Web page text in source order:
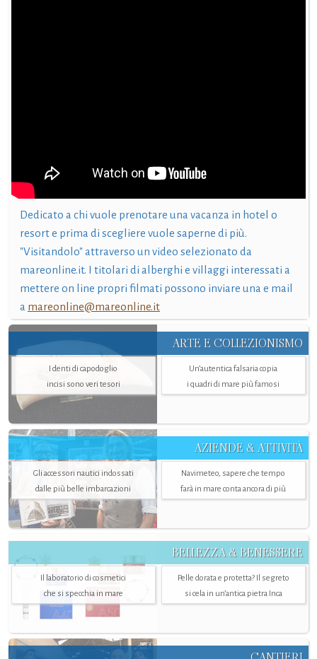
Dedicato a chi vuole prenotare una vacanza in hotel o
resort e prima di scegliere vuole saperne di più.
"Visitandolo" attraverso un video selezionato da
mareonline.it. I titolari di alberghi e villaggi interessati a
mettere on line propri filmati possono inviare una e mail
a mareonline@mareonline.it
ARTE E COLLEZIONISMO
I denti di capodoglio
incisi sono veri tesori
Un’autentica falsaria copia
i quadri di mare più famosi
AZIENDE & ATTIVITÀ
Gli accessori nautici indossati
dalle più belle imbarcazioni
Navimeteo, sapere che tempo
farà in mare conta ancora di più
BELLEZZA & BENESSERE
Il laboratorio di cosmetici
che si specchia in mare
Pelle dorata e protetta? Il segreto
si cela in un’antica pietra Inca